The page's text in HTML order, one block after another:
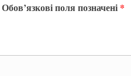
Обов’язкові поля позначені *